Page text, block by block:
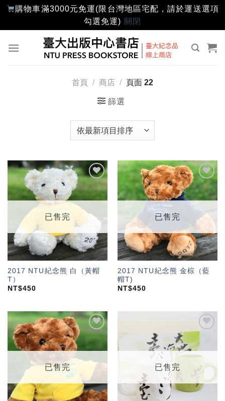
購物車滿3000元免運(限台灣地區宅配，請於運送選項
勾選免運) 關閉
首頁 / 商店 / 頁面 22
篩選
加入
「願
望輕
已售完
2017 NTU紀念熊 白（黃帽
T）
NT$450
加入
「願
望輕
已售完
2017 NTU紀念熊 金棕（藍
帽T)
NT$450
望輕
已售完
加入
望輕
已售完